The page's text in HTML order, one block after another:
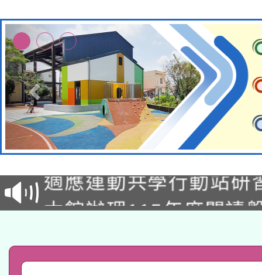
本校115學年度第2次
招甄選結果公告(無人
招)
適應運動共學行動站研
本館辦理115年度閱讀
礎課程
A3數位素養講師名單